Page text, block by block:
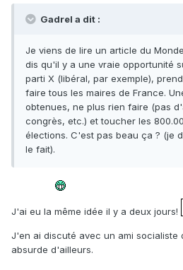
Gadrel a dit :
Je viens de lire un article du
dis qu'il y a une vraie opportunité
parti X (libéral, par exemple),
faire tous les maires de France.
obtenues, ne plus rien faire (pas
congrès, etc.) et toucher les
élections. C'est pas beau ça ? (je
le fait).
J'ai eu la même idée il y a deux jours!
J'en ai discuté avec un ami socialiste
absurde d'ailleurs.